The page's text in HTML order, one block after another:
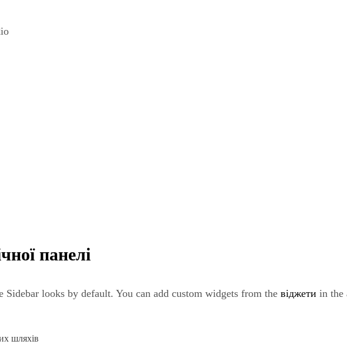
панелі
looks by default. You can add custom widgets from the віджети in the
шляхів